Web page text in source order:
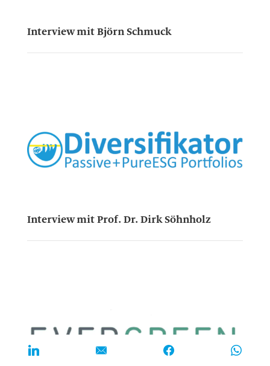
Interview mit Björn Schmuck
Interview mit Prof. Dr. Dirk Söhnholz